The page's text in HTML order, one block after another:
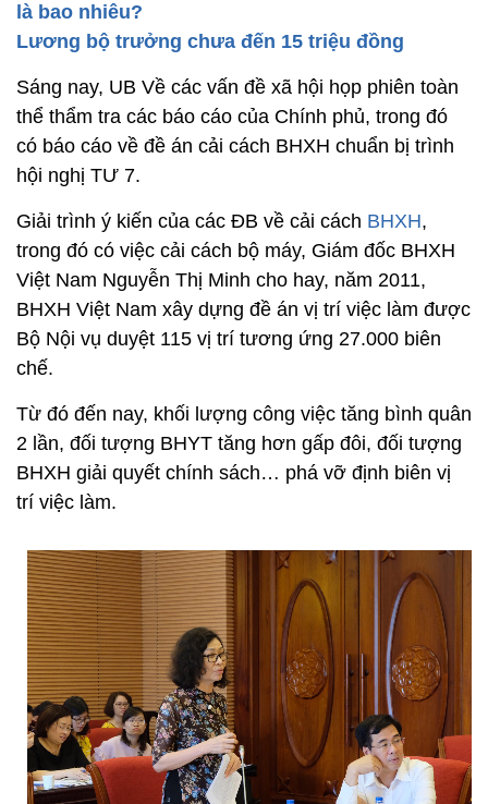
là bao nhiêu?
Lương bộ trưởng chưa đến 15 triệu đồng
Sáng nay, UB Về các vấn đề xã hội họp phiên toàn
thể thẩm tra các báo cáo của Chính phủ, trong đó
có báo cáo về đề án cải cách BHXH chuẩn bị trình
hội nghị TƯ 7.
Giải trình ý kiến của các ĐB về cải cách BHXH,
trong đó có việc cải cách bộ máy, Giám đốc BHXH
Việt Nam Nguyễn Thị Minh cho hay, năm 2011,
BHXH Việt Nam xây dựng đề án vị trí việc làm được
Bộ Nội vụ duyệt 115 vị trí tương ứng 27.000 biên
chế.
Từ đó đến nay, khối lượng công việc tăng bình quân
2 lần, đối tượng BHYT tăng hơn gấp đôi, đối tượng
BHXH giải quyết chính sách… phá vỡ định biên vị
trí việc làm.